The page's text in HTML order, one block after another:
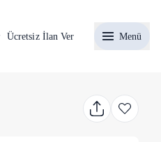
Ücretsiz İlan Ver Menü